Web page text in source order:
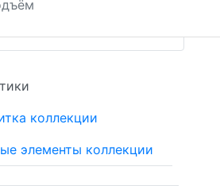
коллекции
элементы коллекции